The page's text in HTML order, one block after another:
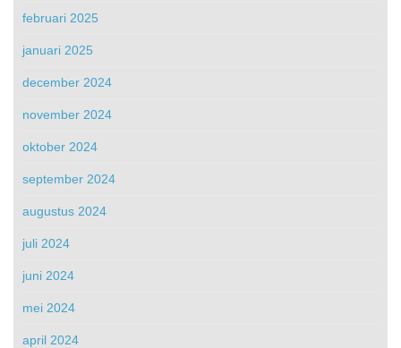
februari 2025
januari 2025
december 2024
november 2024
oktober 2024
september 2024
augustus 2024
juli 2024
juni 2024
mei 2024
april 2024